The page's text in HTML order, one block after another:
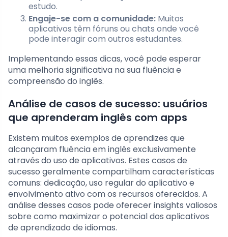
estudo.
Engaje-se com a comunidade: Muitos
aplicativos têm fóruns ou chats onde você
pode interagir com outros estudantes.
Implementando essas dicas, você pode esperar
uma melhoria significativa na sua fluência e
compreensão do inglês.
Análise de casos de sucesso: usuários
que aprenderam inglês com apps
Existem muitos exemplos de aprendizes que
alcançaram fluência em inglês exclusivamente
através do uso de aplicativos. Estes casos de
sucesso geralmente compartilham características
comuns: dedicação, uso regular do aplicativo e
envolvimento ativo com os recursos oferecidos. A
análise desses casos pode oferecer insights valiosos
sobre como maximizar o potencial dos aplicativos
de aprendizado de idiomas.